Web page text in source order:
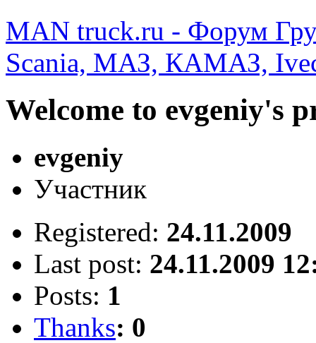
MAN truck.ru - Форум
Scania, МАЗ, КАМАЗ,
Welcome to evgeniy's
evgeniy
Участник
Registered: 24.11.2009
Last post: 24.11.2009
Posts: 1
Thanks: 0